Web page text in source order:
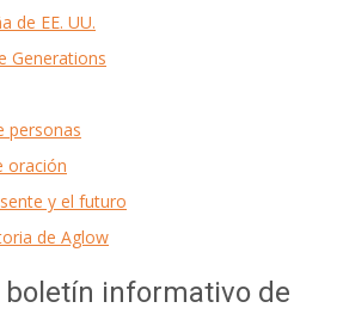
de EE. UU.
Generations
personas
oración
y el futuro
de Aglow
informativo de